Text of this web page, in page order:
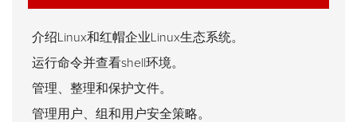
介绍Linux和红帽企业Linux生态系统。
运行命令并查看shell环境。
管理、整理和保护文件。
管理用户、组和用户安全策略。